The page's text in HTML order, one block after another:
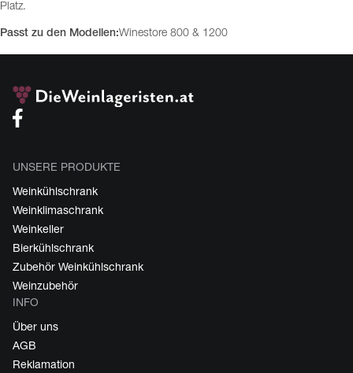
Platz.
Passt zu den Modellen:Winestore 800 & 1200
UNSERE PRODUKTE
Weinkühlschrank
Weinklimaschrank
Weinkeller
Bierkühlschrank
Zubehör Weinkühlschrank
Weinzubehör
INFO
Über uns
AGB
Reklamation